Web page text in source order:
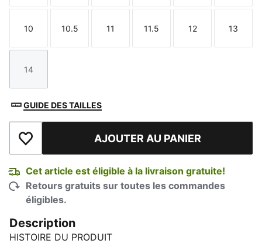
Taille
10
Taille
10.5
Taille
11
Taille
11.5
Taille
12
Taille
13
Taille
14
GUIDE DES TAILLES
Ajouter à la liste de souhaits
AJOUTER AU PANIER
Cet article est éligible à la livraison gratuite!
Retours gratuits sur toutes les commandes
éligibles.
Description
HISTOIRE DU PRODUIT